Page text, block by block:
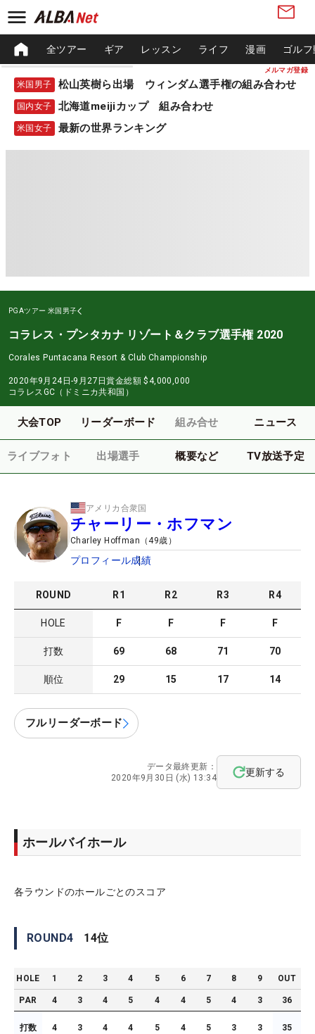
メルマガ登録
全ツアー ギア レッスン ライフ 漫画 ゴル
米国男子 松山英樹ら出場 ウィンダム選手権の組み合わせ
国内女子 北海道meijiカップ 組み合わせ
米国女子 最新の世界ランキング
PGAツアー 米国男子
コラレス・プンタカナ リゾート＆クラブ選手権 2020
Corales Puntacana Resort & Club Championship
2020年9月24日-9月27日賞金総額 $4,000,000
コラレスGC（ドミニカ共和国）
大会TOP リーダーボード 組み合せ ニュース
ライブフォト 出場選手 概要など TV放送予定
アメリカ合衆国
チャーリー・ホフマン
Charley Hoffman （ 49歳）
プロフィール成績
ROUND R1 R2 R3 R4
HOLE F F F F
打数 69 68 71 70
順位 29 15 17 14
フルリーダーボード
データ最終更新：
2020年9月30日 (水) 13:34
更新する
ホールバイホール
各ラウンドのホールごとのスコア
ROUND4 14位
HOLE 1 2 3 4 5 6 7 8 9 OUT
PAR 4 3 4 5 4 4 5 4 3 36
打数 4 3 4 4 5 4 5 3 3 35